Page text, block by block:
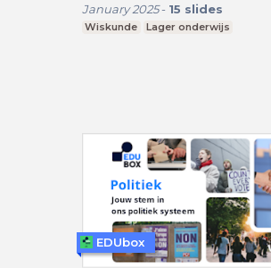
January 2025- 15 slides
Wiskunde Lager onderwijs
EDUbox